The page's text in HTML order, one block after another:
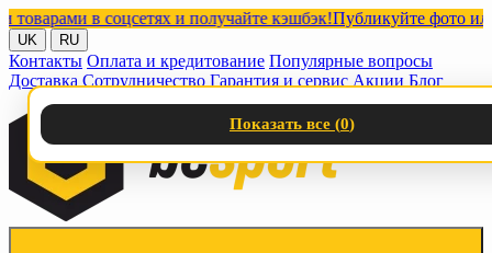
в соцсетях и получайте кэшбэк!Публикуйте фото или
UK RU
Контакты Оплата и кредитование Популярные вопросы
Доставка Сотрудничество Гарантия и сервис Акции Блог
Показать все (0)